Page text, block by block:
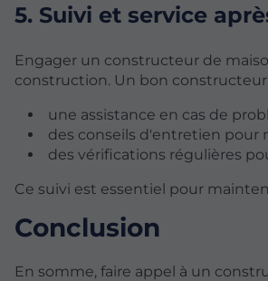
5. Suivi et service
Engager un constructeur de
construction. Un bon
une assistance en cas de
des conseils d'entretien pour
des vérifications régulières
Ce suivi est essentiel pour
Conclusion
En somme, faire appel à un